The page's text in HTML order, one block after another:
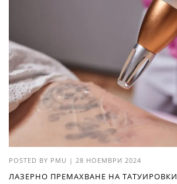
POSTED BY PMU | 28 НОЕМВРИ 2024
ЛАЗЕРНО ПРЕМАХВАНЕ НА ТАТУИРОВКИ